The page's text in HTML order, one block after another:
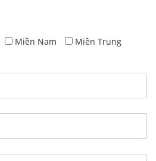
Miền Nam Miền Trung